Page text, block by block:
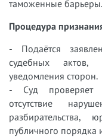
таможенные барьеры.
Процедура
- Подаётся
судебных актов,
уведомления сторон.
- Суд проверяет
отсутствие
разбирательства,
публичного порядка